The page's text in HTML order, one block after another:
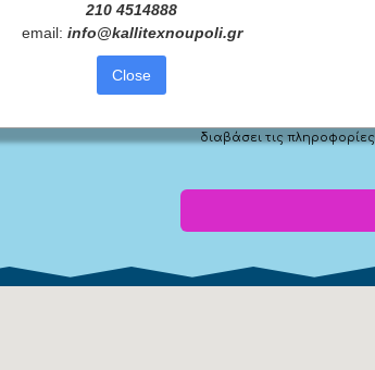
Για τα προγράμματά
Όρους
διαβάσει τις
210 4514888
email: info@kallitexnoupoli.gr
Close